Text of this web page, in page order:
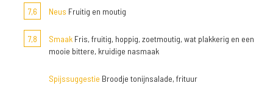
7,6 Neus Fruitig en moutig
7,8 Smaak Fris, fruitig, hoppig, zoetmoutig, wat plakkerig en een
mooie bittere, kruidige nasmaak
Spijssuggestie Broodje tonijnsalade, frituur